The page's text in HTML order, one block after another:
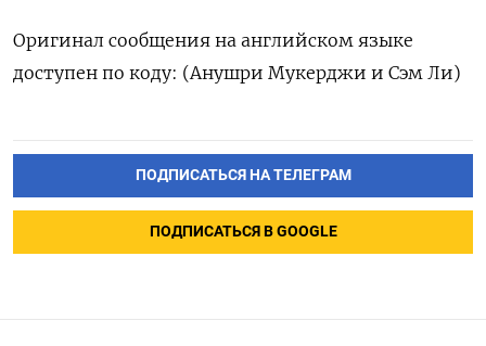
Оригинал сообщения на английском языке
доступен по коду: (Анушри Мукерджи и Сэм Ли)
ПОДПИСАТЬСЯ НА ТЕЛЕГРАМ
ПОДПИСАТЬСЯ В GOOGLE